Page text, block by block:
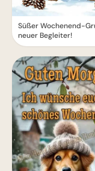
Süßer Wochenend-
neuer Begleiter!